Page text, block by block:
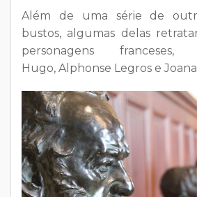
Além de uma série de
bustos, algumas delas
personagens
Hugo, Alphonse Legros e Joana